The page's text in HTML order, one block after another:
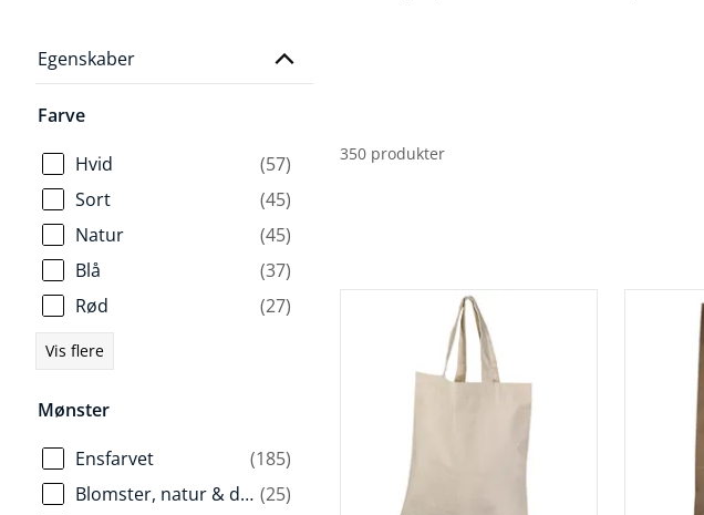
Egenskaber
Farve
Hvid
(57)
Sort
(45)
Natur
(45)
Blå
(37)
Rød
(27)
Vis flere
Mønster
Ensfarvet
(185)
Blomster, natur & dyr (25)
350 produkter